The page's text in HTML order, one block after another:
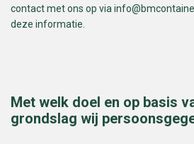
contact met ons op via
deze informatie.
Met welk doel en op basis
grondslag wij